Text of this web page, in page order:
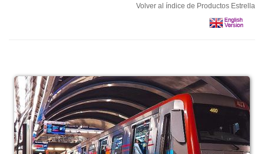
Volver al índice de Productos Estrella